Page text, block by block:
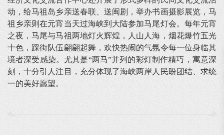
动，给马祖岛乡亲送春联、送闽剧，举办书画摄影展览，马
祖乡亲则在元宵当天过海峡到大陆参加马尾灯会。每年元宵
之夜，马尾与马祖两地灯火辉煌，人山人海，烟花爆竹五光
十色，踩街队伍翩翩起舞，欢快热闹的气氛令每一位身临其
境者深受感染。尤其是“两马”并列的彩灯制作精巧，寓意深
刻，十分引人注目，充分体现了海峡两岸人民盼团结、求统
一的美好愿望。